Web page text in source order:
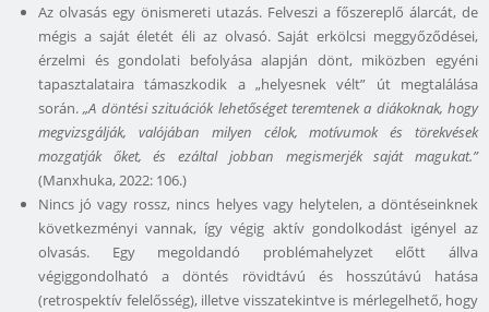
Az olvasás egy önismereti utazás. Felveszi a főszereplő álarcát, de
mégis a saját életét éli az olvasó. Saját erkölcsi meggyőződései,
érzelmi és gondolati befolyása alapján dönt, miközben egyéni
tapasztalataira támaszkodik a „helyesnek vélt” út megtalálása
során.„A döntési szituációk lehetőséget teremtenek a diákoknak, hogy
megvizsgálják, valójában milyen célok, motívumok és törekvések
mozgatják őket, és ezáltal jobban megismerjék saját magukat.”
(Manxhuka, 2022: 106.)
Nincs jó vagy rossz, nincs helyes vagy helytelen, a döntéseinknek
következményi vannak, így végig aktív gondolkodást igényel az
olvasás. Egy megoldandó problémahelyzet előtt állva
végiggondolható a döntés rövidtávú és hosszútávú hatása
(retrospektív felelősség), illetve visszatekintve is mérlegelhető, hogy